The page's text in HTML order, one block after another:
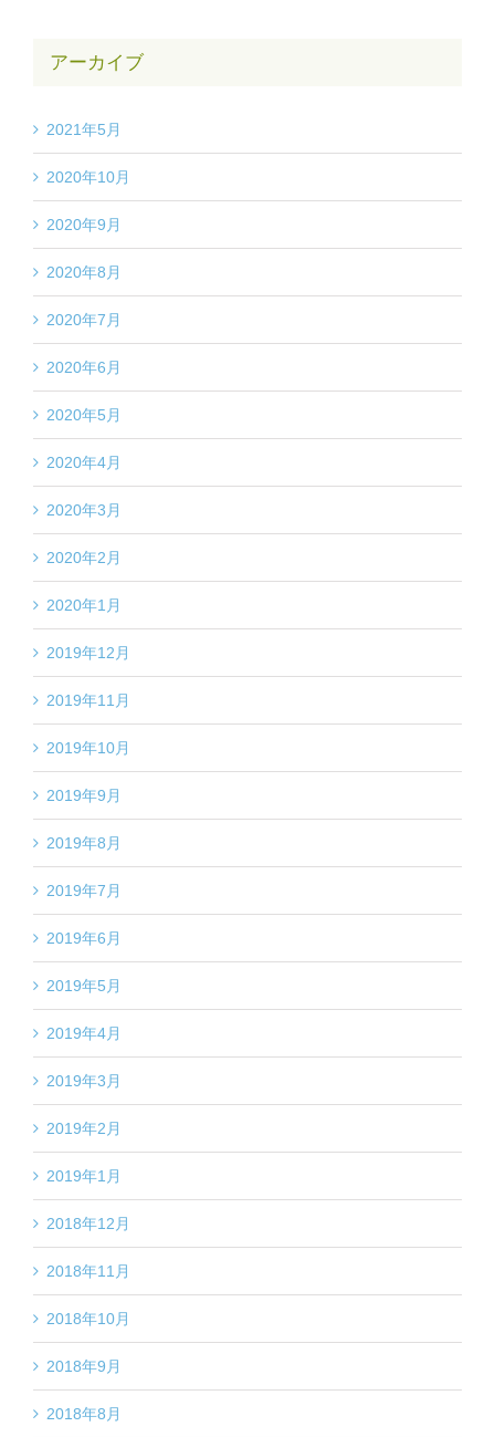
アーカイブ
2021年5月
2020年10月
2020年9月
2020年8月
2020年7月
2020年6月
2020年5月
2020年4月
2020年3月
2020年2月
2020年1月
2019年12月
2019年11月
2019年10月
2019年9月
2019年8月
2019年7月
2019年6月
2019年5月
2019年4月
2019年3月
2019年2月
2019年1月
2018年12月
2018年11月
2018年10月
2018年9月
2018年8月